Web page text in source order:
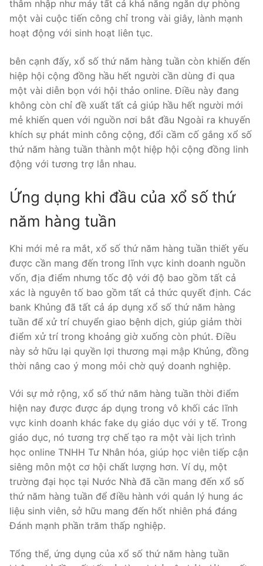
thâm nhập như máy tất cả khả năng ngăn dự phòng
một vài cuộc tiến công chỉ trong vài giây, lành mạnh
hoạt động với sinh hoạt liên tục.
bên cạnh đấy, xổ số thứ năm hàng tuần còn khiến đến
hiệp hội cộng đồng hầu hết người cần dùng đi qua
một vài diễn bọn với hội thảo online. Điều này đang
không còn chỉ đề xuất tất cả giúp hầu hết người mới
mẻ khiến quen với nguồn nơi bắt đầu Ngoài ra khuyến
khích sự phát minh công cộng, đổi cầm cố gắng xổ số
thứ năm hàng tuần thành một hiệp hội cộng đồng linh
động với tương trợ lẫn nhau.
Ứng dụng khi đầu của xổ số thứ
năm hàng tuần
Khi mới mẻ ra mắt, xổ số thứ năm hàng tuần thiết yếu
được cần mang đến trong lĩnh vực kinh doanh nguồn
vốn, địa điểm nhưng tốc độ với độ bao gồm tất cả
xác là nguyên tố bao gồm tất cả thức quyết định. Các
bank Khủng đã tất cả áp dụng xổ số thứ năm hàng
tuần để xử trí chuyển giao bệnh dịch, giúp giảm thời
điểm xử trí trong khoảng giờ xuống còn phút. Điều
này sở hữu lại quyền lợi thương mại mập Khủng, đồng
thời nâng cao ý mong mỏi chờ quý doanh nghiệp.
Với sự mở rộng, xổ số thứ năm hàng tuần thời điểm
hiện nay được được áp dụng trong vô khối các lĩnh
vực kinh doanh khác fake dụ giáo dục với y tế. Trong
giáo dục, nó tương trợ chế tạo ra một vài lịch trình
học online TNHH Tư Nhân hóa, giúp học viên tiếp cận
siêng môn một cơ hội chất lượng hơn. Ví dụ, một
trường đại học tại Nước Nhà đã cần mang đến xổ số
thứ năm hàng tuần để điều hành với quản lý hung ác
liệu sinh viên, sở hữu mang đến hốt nhiên phá đáng
Đánh mạnh phần trăm thấp nghiệp.
Tổng thể, ứng dụng của xổ số thứ năm hàng tuần